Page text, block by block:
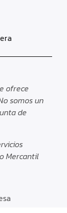
ofrece
somos un
de
Mercantil